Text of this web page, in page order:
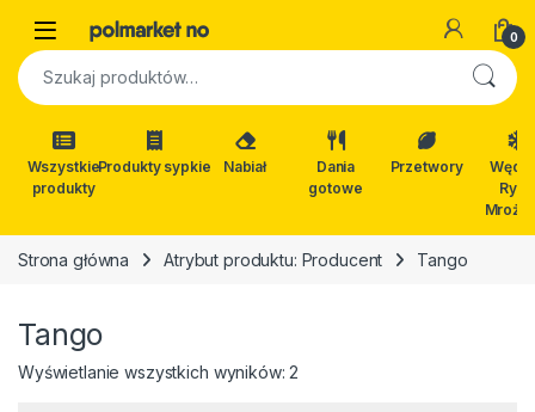
Open 0
Szukaj:
Wszystkie
produkty
Produkty sypkie Nabiał
Dania
gotowe
Przetwory
Ryby
Strona główna Atrybut produktu: Producent Tango
Tango
Wyświetlanie wszystkich wyników: 2